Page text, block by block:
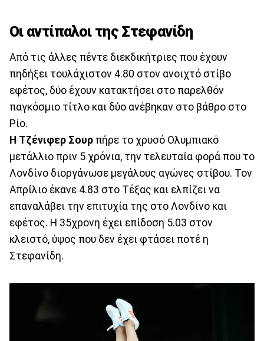
Οι αντίπαλοι της Στεφανίδη
Από τις άλλες πέντε διεκδικήτριες που έχουν
πηδήξει τουλάχιστον 4.80 στον ανοιχτό στίβο
εφέτος, δύο έχουν κατακτήσει στο παρελθόν
παγκόσμιο τίτλο και δύο ανέβηκαν στο βάθρο στο
Ρίο.
Η Τζένιφερ Σουρ πήρε το χρυσό Ολυμπιακό
μετάλλιο πριν 5 χρόνια, την τελευταία φορά που το
Λονδίνο διοργάνωσε μεγάλους αγώνες στίβου. Τον
Απρίλιο έκανε 4.83 στο Τέξας και ελπίζει να
επαναλάβει την επιτυχία της στο Λονδίνο και
εφέτος. Η 35χρονη έχει επίδοση 5.03 στον
κλειστό, ύψος που δεν έχει φτάσει ποτέ η
Στεφανίδη.